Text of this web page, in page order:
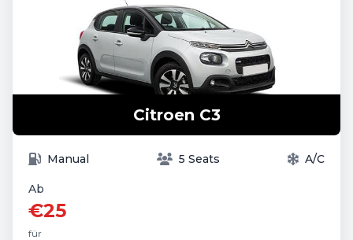
Citroen C3
Manual 5 Seats A/C
Ab
€25
für